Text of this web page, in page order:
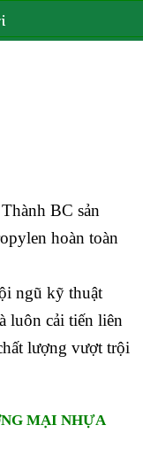
BC sản
hoàn toàn
ngũ kỹ thuật
luôn cải tiến liên
lượng vượt trội
MẠI NHỰA